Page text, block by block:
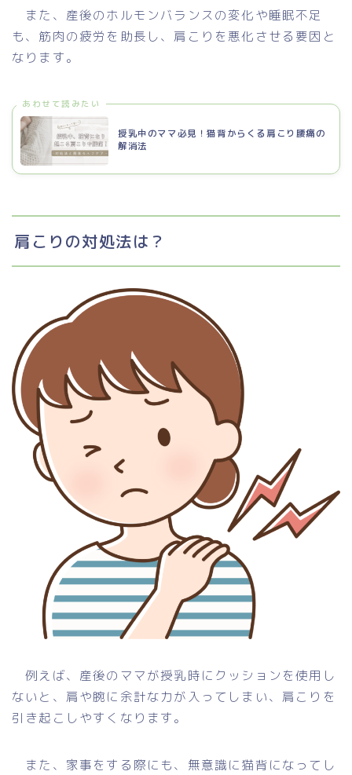
また、産後のホルモンバランスの変化や睡眠不足
も、筋肉の疲労を助長し、肩こりを悪化させる要因と
なります。
あわせて読みたい
授乳中のママ必見！猫背からくる肩こり腰痛の
解消法
肩こりの対処法は？
例えば、産後のママが授乳時にクッションを使用し
ないと、肩や腕に余計な力が入ってしまい、肩こりを
引き起こしやすくなります。
また、家事をする際にも、無意識に猫背になってし